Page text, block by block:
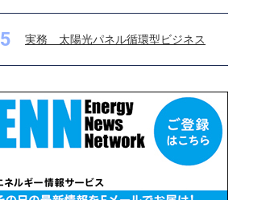
5 実務 太陽光パネル循環型ビジネス